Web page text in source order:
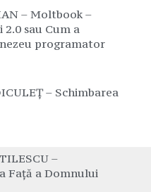
– Moltbook –
sau Cum a
programator
– Schimbarea
–
Față a Domnului